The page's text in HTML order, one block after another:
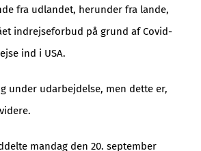
fra udlandet, herunder fra lande,
indrejseforbud på grund af Covid-
ind i USA.
under udarbejdelse, men dette er,
mandag den 20. september